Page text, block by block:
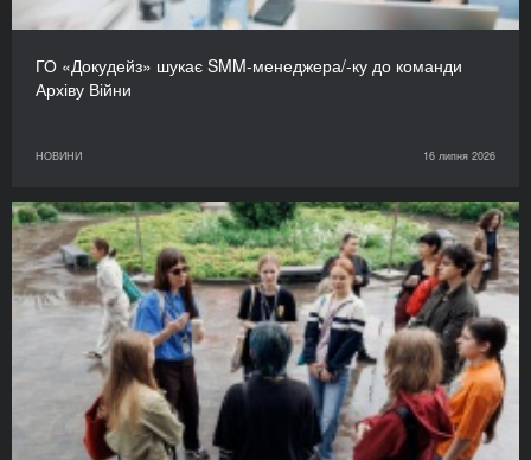
ГО «Докудейз» шукає SMM-менеджера/-ку до команди
Архіву Війни
НОВИНИ 16 липня 2026